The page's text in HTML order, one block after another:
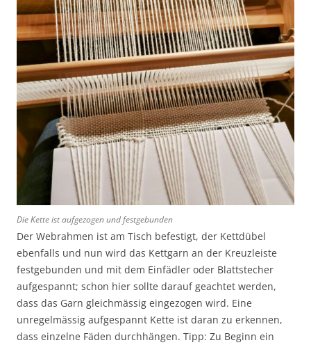
Die Kette ist aufgezogen und festgebunden
Der Webrahmen ist am Tisch befestigt, der Kettdübel
ebenfalls und nun wird das Kettgarn an der Kreuzleiste
festgebunden und mit dem Einfädler oder Blattstecher
aufgespannt; schon hier sollte darauf geachtet werden,
dass das Garn gleichmässig eingezogen wird. Eine
unregelmässig aufgespannt Kette ist daran zu erkennen,
dass einzelne Fäden durchhängen. Tipp: Zu Beginn ein